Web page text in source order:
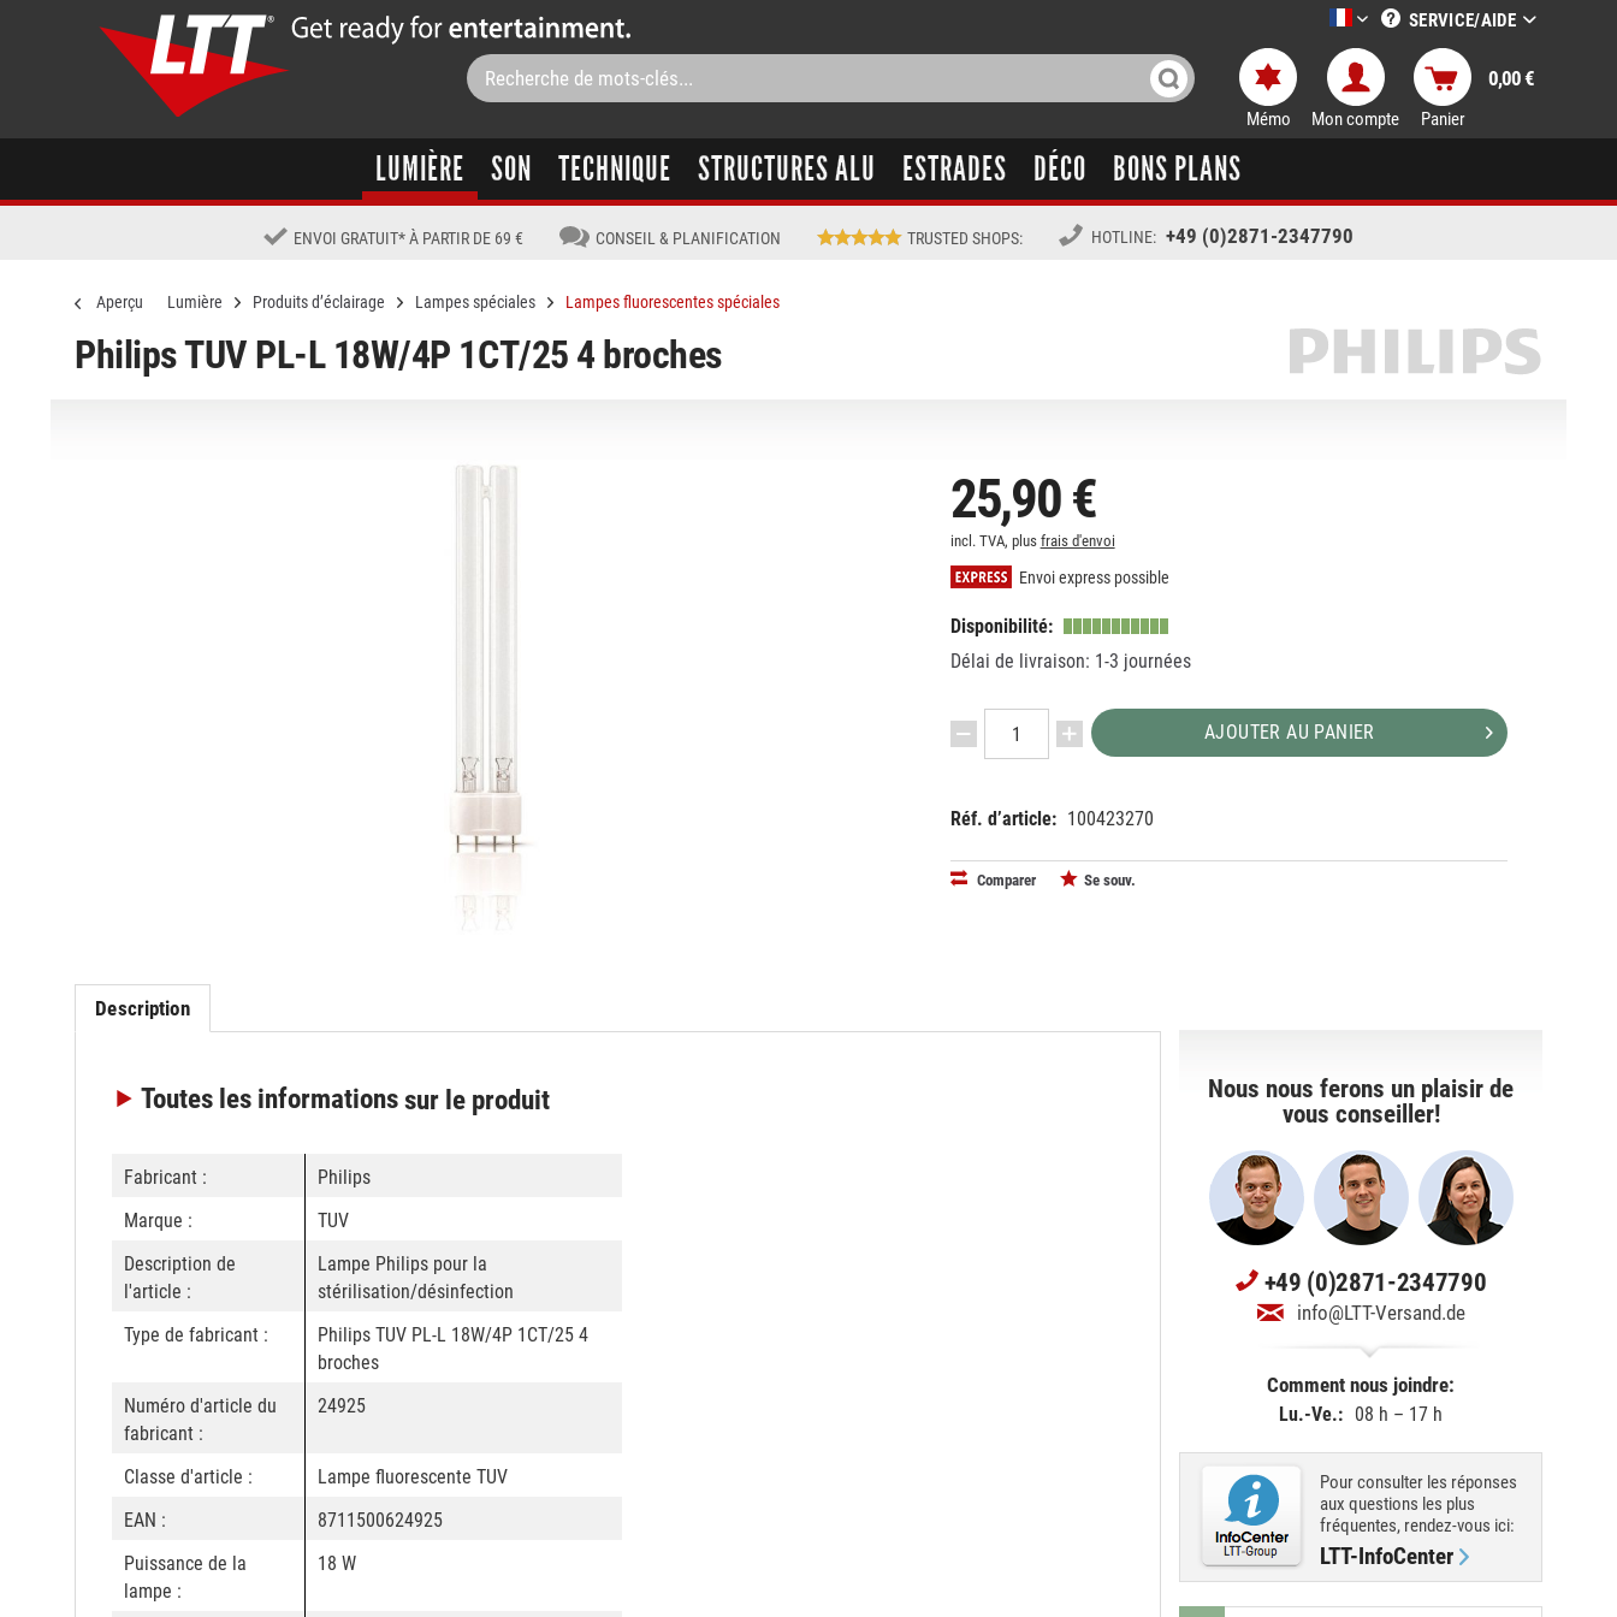
LTT-Versand französisch
SERVICE/AIDE
Mémo Mon compte Panier
0,00 €
LUMIÈRE SON TECHNIQUE STRUCTURES ALU ESTRADES DÉCO BONS PLANS
ENVOI GRATUIT* À PARTIR DE 69 € CONSEIL & PLANIFICATION TRUSTED SHOPS: HOTLINE: +49 (0)2871-2347790
Aperçu Lumière Produits d’éclairage Lampes spéciales Lampes fluorescentes spéciales
Philips TUV PL-L 18W/4P 1CT/25 4 broches
25,90 €
incl. TVA, plus frais d'envoi
Envoi express possible
Disponibilité:
Délai de livraison: 1-3 journées
AJOUTER AU PANIER
Réf. d’article: 100423270
Comparer Se souv.
Description
Toutes les informationssur le produit
Fabricant :
Philips
Marque :
TUV
Description de
l'article :
Lampe Philips pour la
stérilisation/désinfection
Type de fabricant :
Philips TUV PL-L 18W/4P 1CT/25 4
broches
Numéro d'article du
fabricant :
24925
Classe d'article :
Lampe fluorescente TUV
EAN :
8711500624925
Puissance de la
lampe :
18 W
Nous nous ferons un plaisir de
vous conseiller!
+49 (0)2871-2347790
info@LTT-Versand.de
Comment nous joindre:
Lu.-Ve.: 08 h – 17 h
Pour consulter les réponses
aux questions les plus
fréquentes, rendez-vous ici:
LTT-InfoCenter